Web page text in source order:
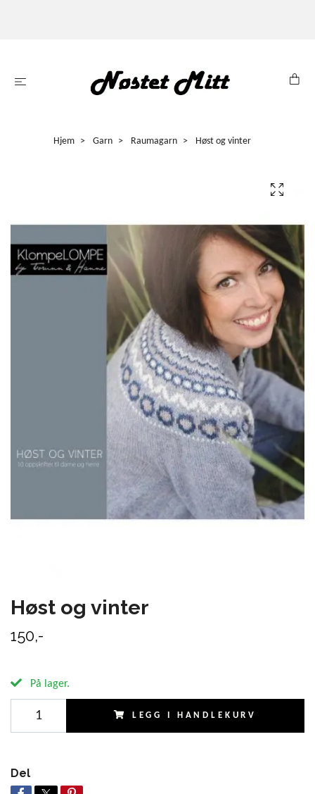
Hjem Garn Raumagarn Høst og vinter
Høst og vinter
150,-
På lager.
LEGG I HANDLEKURV
Del